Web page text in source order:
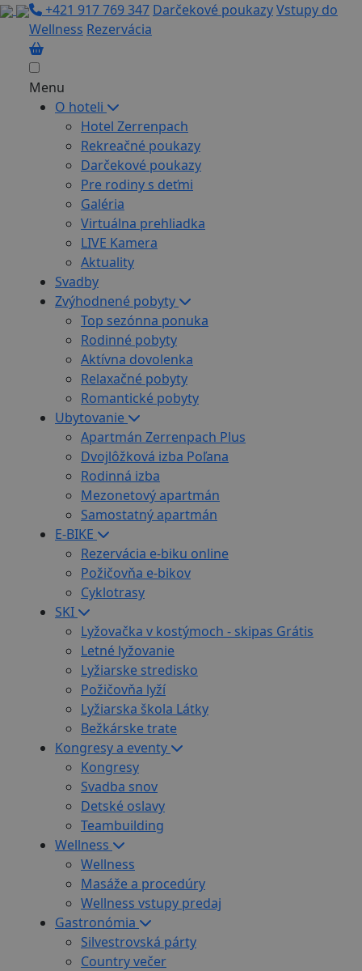
+421 917 769 347 Darčekové poukazyVstupy do
Wellness Rezervácia
Menu
O hoteli
Hotel Zerrenpach
Rekreačné poukazy
Darčekové poukazy
Pre rodiny s deťmi
Galéria
Virtuálna prehliadka
LIVE Kamera
Aktuality
Svadby
Zvýhodnené pobyty
Top sezónna ponuka
Rodinné pobyty
Aktívna dovolenka
Relaxačné pobyty
Romantické pobyty
Ubytovanie
Apartmán Zerrenpach Plus
Dvojlôžková izba Poľana
Rodinná izba
Mezonetový apartmán
Samostatný apartmán
E-BIKE
Rezervácia e-biku online
Požičovňa e-bikov
Cyklotrasy
SKI
Lyžovačka v kostýmoch - skipas Grátis
Letné lyžovanie
Lyžiarske stredisko
Požičovňa lyží
Lyžiarska škola Látky
Bežkárske trate
Kongresy a eventy
Kongresy
Svadba snov
Detské oslavy
Teambuilding
Wellness
Wellness
Masáže a procedúry
Wellness vstupy predaj
Gastronómia
Silvestrovská párty
Country večer